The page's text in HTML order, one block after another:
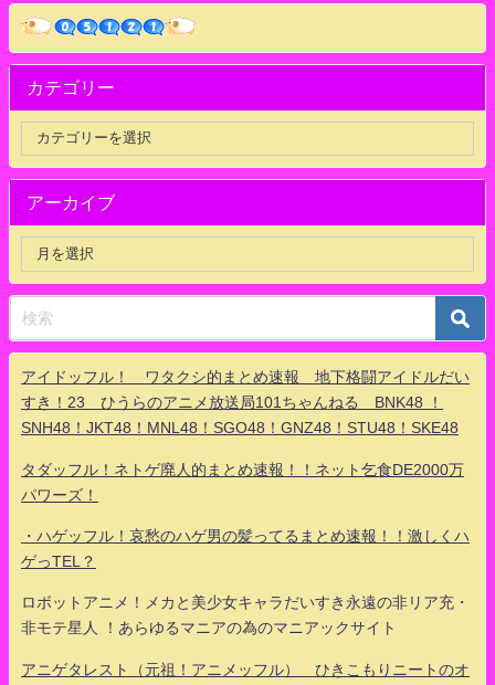
カテゴリー
アーカイブ
アイドッフル！ ワタクシ的まとめ速報 地下格闘アイドルだい
すき！23 ひうらのアニメ放送局101ちゃんねる BNK48 ！
SNH48！JKT48！MNL48！SGO48！GNZ48！STU48！SKE48
タダッフル！ネトゲ廃人的まとめ速報！！ネット乞食DE2000万
パワーズ！
・ハゲッフル！哀愁のハゲ男の髪ってるまとめ速報！！激しくハ
ゲっTEL？
ロボットアニメ！メカと美少女キャラだいすき永遠の非リア充・
非モテ星人 ！あらゆるマニアの為のマニアックサイト
アニゲタレスト（元祖！アニメッフル） ひきこもりニートのオ